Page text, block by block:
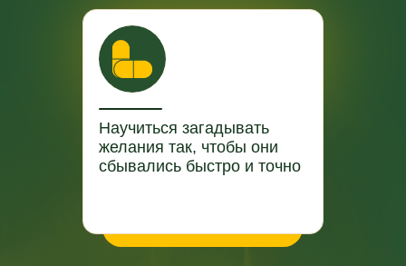
Научиться загадывать
желания так, чтобы они
сбывались быстро и точно